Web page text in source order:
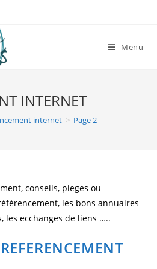
Menu
INTERNET
internet > Page 2
conseils, pieges ou
les bons annuaires
les ecchanges de liens …..